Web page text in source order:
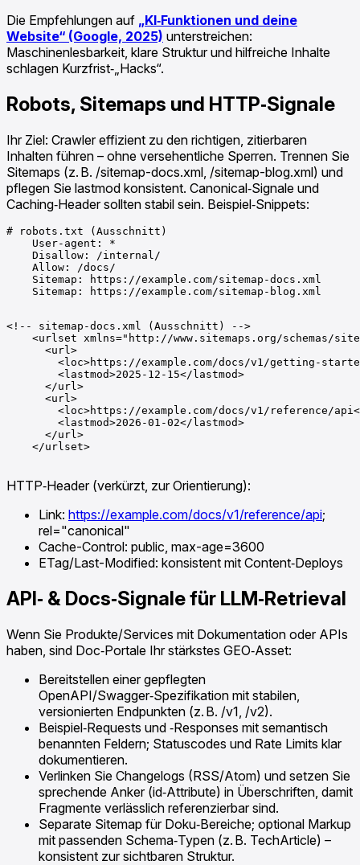
Die Empfehlungen auf „KI‑Funktionen und deine
Website“ (Google, 2025) unterstreichen:
Maschinenlesbarkeit, klare Struktur und hilfreiche Inhalte
schlagen Kurzfrist‑„Hacks“.
Robots, Sitemaps und HTTP‑Signale
Ihr Ziel: Crawler effizient zu den richtigen, zitierbaren
Inhalten führen – ohne versehentliche Sperren. Trennen Sie
Sitemaps (z. B. /sitemap-docs.xml, /sitemap-blog.xml) und
pflegen Sie lastmod konsistent. Canonical‑Signale und
Caching‑Header sollten stabil sein. Beispiel‑Snippets:
# robots.txt (Ausschnitt)
    User-agent: *
    Disallow: /internal/
    Allow: /docs/
    Sitemap: https://example.com/sitemap-docs.xml
    Sitemap: https://example.com/sitemap-blog.xml
<!-- sitemap-docs.xml (Ausschnitt) -->
<urlset xmlns="http://www.sitemaps.org/schemas/
      <url>
<loc>https://example.com/docs/v1/getting-
        <lastmod>2025-12-15</lastmod>
      </url>
      <url>
<loc>https://example.com/docs/v1/reference/
        <lastmod>2026-01-02</lastmod>
      </url>
    </urlset>
HTTP‑Header (verkürzt, zur Orientierung):
Link: https://example.com/docs/v1/reference/api;
rel="canonical"
Cache-Control: public, max-age=3600
ETag/Last-Modified: konsistent mit Content‑Deploys
API‑ & Docs‑Signale für LLM‑Retrieval
Wenn Sie Produkte/Services mit Dokumentation oder APIs
haben, sind Doc‑Portale Ihr stärkstes GEO‑Asset:
Bereitstellen einer gepflegten
OpenAPI/Swagger‑Spezifikation mit stabilen,
versionierten Endpunkten (z. B. /v1, /v2).
Beispiel‑Requests und ‑Responses mit semantisch
benannten Feldern; Statuscodes und Rate Limits klar
dokumentieren.
Verlinken Sie Changelogs (RSS/Atom) und setzen Sie
sprechende Anker (id‑Attribute) in Überschriften, damit
Fragmente verlässlich referenzierbar sind.
Separate Sitemap für Doku‑Bereiche; optional Markup
mit passenden Schema‑Typen (z. B. TechArticle) –
konsistent zur sichtbaren Struktur.